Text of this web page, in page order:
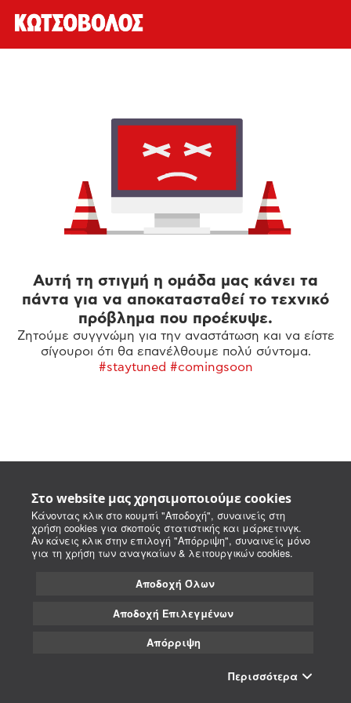
Στο website μας χρησιμοποιούμε cookies
Κάνοντας κλικ στο κουμπί "Αποδοχή", συναινείς στη
χρήση cookies για σκοπούς στατιστικής και μάρκετινγκ.
Αν κάνεις κλικ στην επιλογή "Απόρριψη", συναινείς μόνο
για τη χρήση των αναγκαίων & λειτουργικών cookies.
Αποδοχή Όλων
Αποδοχή Επιλεγμένων
Απόρριψη
Περισσότερα
Αυτή τη στιγμή η ομάδα μας κάνει τα
πάντα για να αποκατασταθεί το τεχνικό
πρόβλημα που προέκυψε.
Ζητούμε συγγνώμη για την αναστάτωση και να είστε
σίγουροι ότι θα επανέλθουμε πολύ σύντομα.
#staytuned #comingsoon